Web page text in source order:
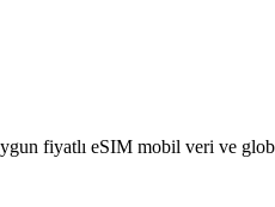
fiyatlı eSIM mobil veri ve